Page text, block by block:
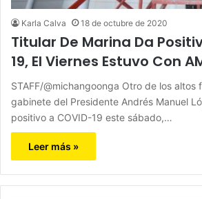
Karla Calva 18 de octubre de 2020
Titular De Marina Da
19, El Viernes Estuvo Con
STAFF/@michangoonga Otro de los altos
gabinete del Presidente Andrés Manuel
positivo a COVID-19 este sábado,…
Leer más »